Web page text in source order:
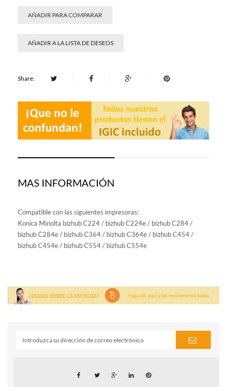
AÑADIR PARA COMPARAR
AÑADIR A LA LISTA DE DESEOS
Share:
MAS INFORMACIÓN
Compatible con las siguientes impresoras:
Konica Minolta bizhub C224 / bizhub C224e / bizhub C284 /
bizhub C284e / bizhub C364 / bizhub C364e / bizhub C454 /
bizhub C454e / bizhub C554 / bizhub C554e